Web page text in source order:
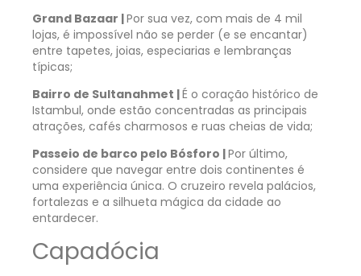
Grand Bazaar |Por sua vez, com mais de 4 mil
lojas, é impossível não se perder (e se encantar)
entre tapetes, joias, especiarias e lembranças
típicas;
Bairro de Sultanahmet |É o coração histórico de
Istambul, onde estão concentradas as principais
atrações, cafés charmosos e ruas cheias de vida;
Passeio de barco pelo Bósforo |Por último,
considere que navegar entre dois continentes é
uma experiência única. O cruzeiro revela palácios,
fortalezas e a silhueta mágica da cidade ao
entardecer.
Capadócia